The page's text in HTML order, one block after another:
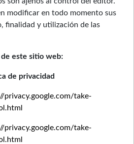
modificar en todo momento sus
finalidad y utilización de las
este sitio web:
de privacidad
privacy.google.com/take-
privacy.google.com/take-